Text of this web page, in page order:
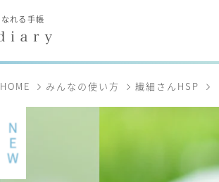
HOME みんなの使い方 繊細さんHSP